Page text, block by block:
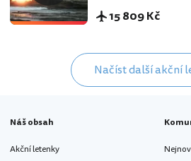
15 809 Kč
Načíst další akční
Náš obsah
Akční letenky